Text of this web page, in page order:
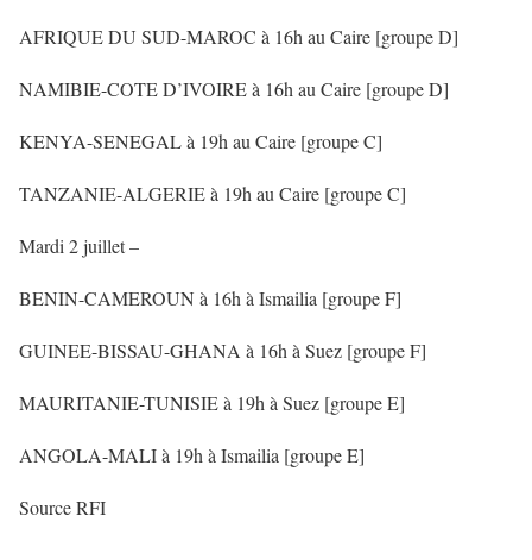
AFRIQUE DU SUD-MAROC à 16h au Caire [groupe D]
NAMIBIE-COTE D’IVOIRE à 16h au Caire [groupe D]
KENYA-SENEGAL à 19h au Caire [groupe C]
TANZANIE-ALGERIE à 19h au Caire [groupe C]
Mardi 2 juillet –
BENIN-CAMEROUN à 16h à Ismailia [groupe F]
GUINEE-BISSAU-GHANA à 16h à Suez [groupe F]
MAURITANIE-TUNISIE à 19h à Suez [groupe E]
ANGOLA-MALI à 19h à Ismailia [groupe E]
Source RFI